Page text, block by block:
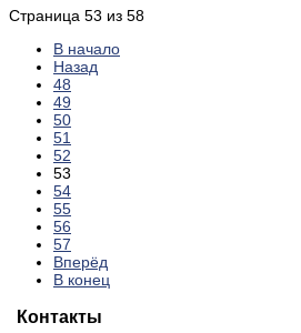
Страница 53 из 58
В начало
Назад
48
49
50
51
52
53
54
55
56
57
Вперёд
В конец
Контакты